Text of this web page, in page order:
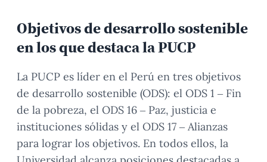
Objetivos de desarrollo sostenible
en los que destaca la PUCP
La PUCP es líder en el Perú en tres objetivos
de desarrollo sostenible (ODS): el ODS 1 – Fin
de la pobreza, el ODS 16 – Paz, justicia e
instituciones sólidas y el ODS 17 – Alianzas
para lograr los objetivos. En todos ellos, la